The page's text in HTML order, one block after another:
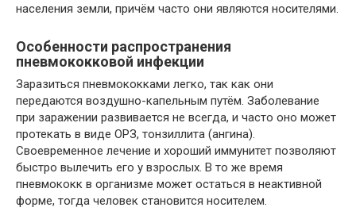
населения земли, причём часто они являются носителями.
Особенности распространения
пневмококковой инфекции
Заразиться пневмококками легко, так как они
передаются воздушно-капельным путём. Заболевание
при заражении развивается не всегда, и часто оно может
протекать в виде ОРЗ, тонзиллита (ангина).
Своевременное лечение и хороший иммунитет позволяют
быстро вылечить его у взрослых. В то же время
пневмококк в организме может остаться в неактивной
форме, тогда человек становится носителем.